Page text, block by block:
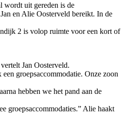
wordt uit gereden is de
en Alie Oosterveld bereikt. In de
2 is volop ruimte voor een kort of
Jan Oosterveld.
groepsaccommodatie. Onze zoon
hebben we het pand aan de
groepsaccommodaties.” Alie haakt